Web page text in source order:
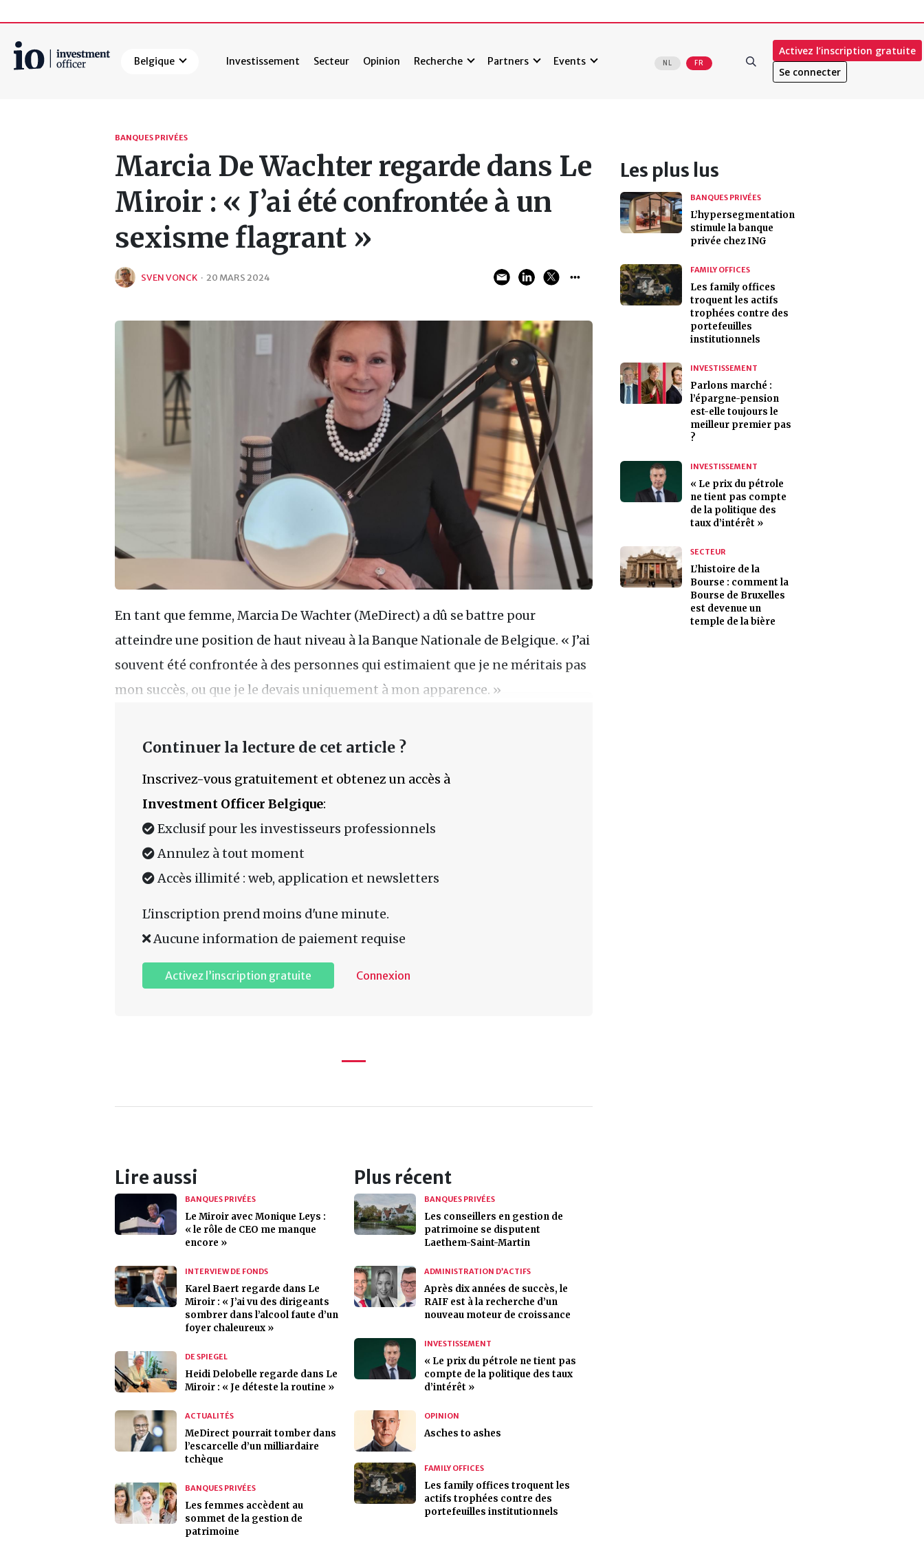
Belgique Investissement Secteur Opinion Recherche Partners Events NL FR
Activez l’inscription gratuite
Se connecter
BANQUES PRIVÉES
Marcia De Wachter regarde dans Le
Miroir : « J’ai été confrontée à un
sexisme flagrant »
SVEN VONCK · 20 MARS 2024
En tant que femme, Marcia De Wachter (MeDirect) a dû se battre pour
atteindre une position de haut niveau à la Banque Nationale de Belgique. « J’ai
souvent été confrontée à des personnes qui estimaient que je ne méritais pas
mon succès, ou que je le devais uniquement à mon apparence. »
Continuer la lecture de cet article ?
Inscrivez-vous gratuitement et obtenez un accès à
Investment Officer Belgique:
Exclusif pour les investisseurs professionnels
Annulez à tout moment
Accès illimité : web, application et newsletters
L'inscription prend moins d'une minute.
Aucune information de paiement requise
Activez l’inscription gratuite Connexion
Lire aussi
BANQUES PRIVÉES
Le Miroir avec Monique Leys :
« le rôle de CEO me manque
encore »
INTERVIEW DE FONDS
Karel Baert regarde dans Le
Miroir : « J’ai vu des dirigeants
sombrer dans l’alcool faute d’un
foyer chaleureux »
DE SPIEGEL
Heidi Delobelle regarde dans Le
Miroir : « Je déteste la routine »
ACTUALITÉS
MeDirect pourrait tomber dans
l’escarcelle d’un milliardaire
tchèque
BANQUES PRIVÉES
Les femmes accèdent au
sommet de la gestion de
patrimoine
Plus récent
BANQUES PRIVÉES
Les conseillers en gestion de
patrimoine se disputent
Laethem-Saint-Martin
ADMINISTRATION D’ACTIFS
Après dix années de succès, le
RAIF est à la recherche d’un
nouveau moteur de croissance
INVESTISSEMENT
« Le prix du pétrole ne tient pas
compte de la politique des taux
d’intérêt »
OPINION
Asches to ashes
FAMILY OFFICES
Les family offices troquent les
actifs trophées contre des
portefeuilles institutionnels
Les plus lus
BANQUES PRIVÉES
L’hypersegmentation
stimule la banque
privée chez ING
FAMILY OFFICES
Les family offices
troquent les actifs
trophées contre des
portefeuilles
institutionnels
INVESTISSEMENT
Parlons marché :
l’épargne-pension
est-elle toujours le
meilleur premier pas
?
INVESTISSEMENT
« Le prix du pétrole
ne tient pas compte
de la politique des
taux d’intérêt »
SECTEUR
L’histoire de la
Bourse : comment la
Bourse de Bruxelles
est devenue un
temple de la bière